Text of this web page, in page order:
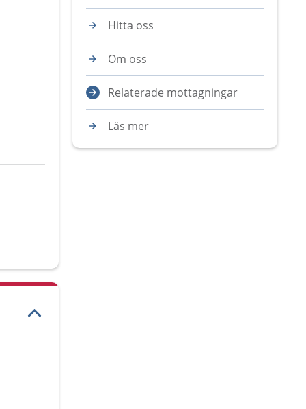
Hitta oss
Om oss
Relaterade mottagningar
Läs mer